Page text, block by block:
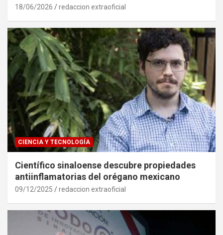
18/06/2026 redaccion extraoficial
CIENCIA Y TECNOLOGÍA
Científico sinaloense descubre propiedades
antiinflamatorias del orégano mexicano
09/12/2025 redaccion extraoficial